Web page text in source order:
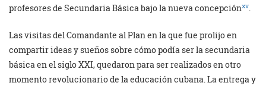
profesores de Secundaria Básica bajo la nueva concepciónxv.
Las visitas del Comandante al Plan en la que fue prolijo en
compartir ideas y sueños sobre cómo podía ser la secundaria
básica en el siglo XXI, quedaron para ser realizados en otro
momento revolucionario de la educación cubana. La entrega y